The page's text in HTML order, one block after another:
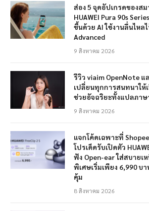
ส่อง 5 จุดอัปเกรดของสม
HUAWEI Pura 90s
ขึ้นด้วย AI ใช้งานลื่นไหล
Advanced
9 สิงหาคม 2026
รีวิว viaim OpenNote
เปลี่ยนทุกการสนทนาให้
ช่วยอัจฉริยะทั้งแปลภา
9 สิงหาคม 2026
แจกโค้ดเฉพาะที่
โปรเด็ดรับเปิดตัว
ฟัง Open-ear ใส่สบายเ
พิเศษเริ่มเพียง 6,990 บ
คุ้ม
8 สิงหาคม 2026